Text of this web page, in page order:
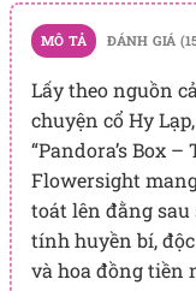
MÔ TẢ ĐÁNH GIÁ
Lấy theo nguồn
chuyện cổ Hy
“Pandora’s Box
Flowersight
toát lên đằng
tính huyền bí,
và hoa đồng tiền